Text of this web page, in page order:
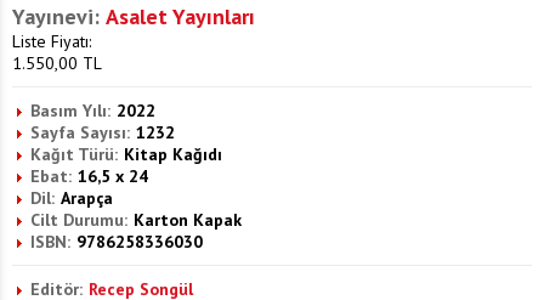
Yayınevi: Asalet Yayınları
Liste Fiyatı:
1.550,00 TL
Basım Yılı: 2022
Sayfa Sayısı: 1232
Kağıt Türü: Kitap Kağıdı
Ebat: 16,5 x 24
Dil: Arapça
Cilt Durumu: Karton Kapak
ISBN: 9786258336030
Editör: Recep Songül